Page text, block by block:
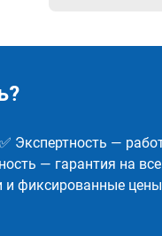
Экспертность —
— гарантия на
и фиксированные